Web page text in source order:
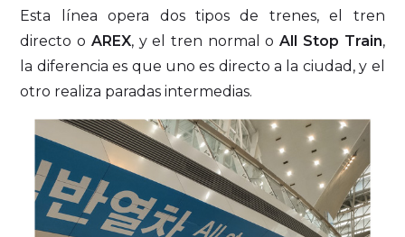
Esta línea opera dos tipos de trenes, el tren
directo o AREX, y el tren normal oAll Stop Train,
la diferencia es que uno es directo a la ciudad, y el
otro realiza paradas intermedias.